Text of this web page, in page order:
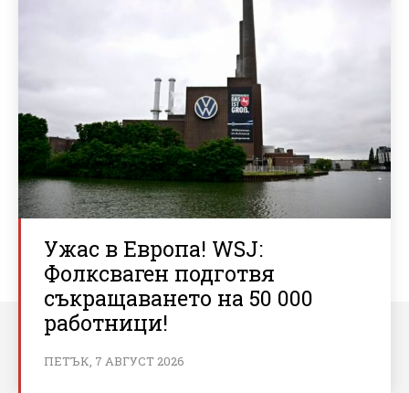
Ужас в Европа! WSJ:
Фолксваген подготвя
съкращаването на 50 000
работници!
ПЕТЪК, 7 АВГУСТ 2026